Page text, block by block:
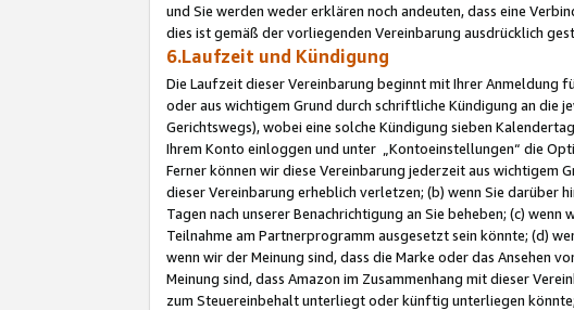
und Sie werden weder erklären noch andeuten, dass eine
dies ist gemäß der vorliegenden Vereinbarung ausdrücklich
6.Laufzeit und Kündigung
Die Laufzeit dieser Vereinbarung beginnt mit Ihrer Anmeldung
oder aus wichtigem Grund durch schriftliche Kündigung an die
Gerichtswegs), wobei eine solche Kündigung sieben
Ihrem Konto einloggen und unter „Kontoeinstellungen“ die
Ferner können wir diese Vereinbarung jederzeit aus wichtigem
dieser Vereinbarung erheblich verletzen; (b) wenn Sie darüber
Tagen nach unserer Benachrichtigung an Sie beheben; (c)
Teilnahme am Partnerprogramm ausgesetzt sein könnte; (d)
wenn wir der Meinung sind, dass die Marke oder das Ansehen
Meinung sind, dass Amazon im Zusammenhang mit dieser
zum Steuereinbehalt unterliegt oder künftig unterliegen